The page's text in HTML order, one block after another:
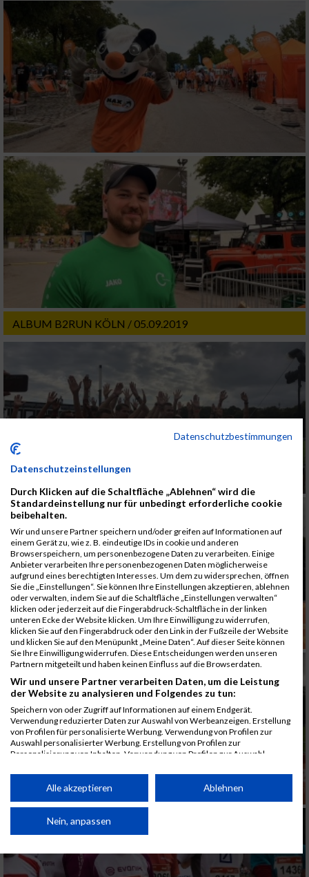
ALBUM B2RUN KÖLN / 05.09.2019
Datenschutzbestimmungen
Datenschutzeinstellungen
Durch Klicken auf die Schaltfläche „Ablehnen“ wird die
Standardeinstellung nur für unbedingt erforderliche cookie
beibehalten.
Wir und unsere Partner speichern und/oder greifen auf Informationen auf
einem Gerät zu, wie z. B. eindeutige IDs in cookie und anderen
Browserspeichern, um personenbezogene Daten zu verarbeiten. Einige
Anbieter verarbeiten Ihre personenbezogenen Daten möglicherweise
aufgrund eines berechtigten Interesses. Um dem zu widersprechen, öffnen
Sie die „Einstellungen“. Sie können Ihre Einstellungen akzeptieren, ablehnen
oder verwalten, indem Sie auf die Schaltfläche „Einstellungen verwalten“
klicken oder jederzeit auf die Fingerabdruck-Schaltfläche in der linken
unteren Ecke der Website klicken. Um Ihre Einwilligung zu widerrufen,
klicken Sie auf den Fingerabdruck oder den Link in der Fußzeile der Website
und klicken Sie auf den Menüpunkt „Meine Daten“. Auf dieser Seite können
Sie Ihre Einwilligung widerrufen. Diese Entscheidungen werden unseren
Partnern mitgeteilt und haben keinen Einfluss auf die Browserdaten.
Wir und unsere Partner verarbeiten Daten, um die Leistung
der Website zu analysieren und Folgendes zu tun:
Speichern von oder Zugriff auf Informationen auf einem Endgerät.
Verwendung reduzierter Daten zur Auswahl von Werbeanzeigen. Erstellung
von Profilen für personalisierte Werbung. Verwendung von Profilen zur
Auswahl personalisierter Werbung. Erstellung von Profilen zur
Personalisierung von Inhalten. Verwendung von Profilen zur Auswahl
Performance von Inhalten. Analyse von Zielgruppen durch Statistiken oder
Kombinationen von Daten aus verschiedenen Quellen. Entwicklung und
von Inhalten.
Daten können außerhalb der Europäischen Union weitergegeben und in die
Website/App.
Alle akzeptieren Ablehnen
Nein, anpassen